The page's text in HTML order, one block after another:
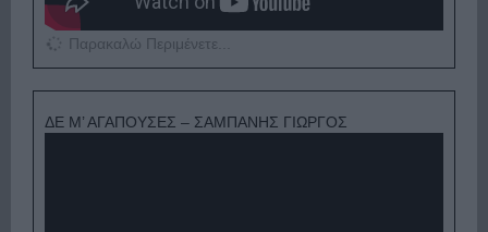
Παρακαλώ Περιμένετε...
ΔΕ Μ’ ΑΓΑΠΟΥΣΕΣ – ΣΑΜΠΑΝΗΣ ΓΙΩΡΓΟΣ